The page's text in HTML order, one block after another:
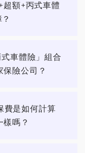
超額+丙式車體
式車體險」組合
險公司？
費是如何計算
嗎？